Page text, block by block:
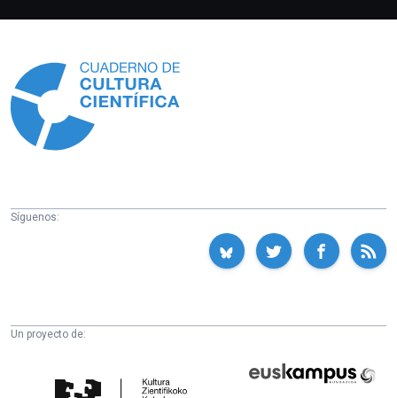
Síguenos:
Un proyecto de:
Fundazioa